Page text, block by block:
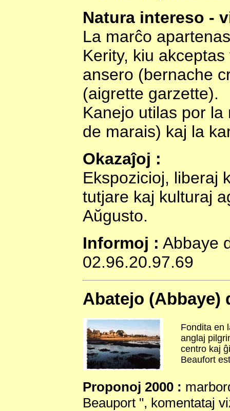
Natura intereso -
La marĉo
Kerity, kiu
ansero (bernache
(aigrette garzette).
Kanejo utilas por
de marais) kaj la
Okazaĵoj :
Ekspozicioj, liberaj
tutjare kaj kulturaj
Aŭgusto.
Informoj : Abbaye
02.96.20.97.69
Abatejo (Abbaye)
Fondita en
anglaj
centro kaj
Beaufort
Proponoj 2000 :
Beauport ", komentataj